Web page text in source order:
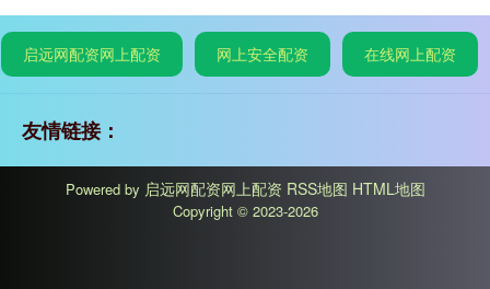
启远网配资网上配资 网上安全配资 在线网上配资
友情链接：
Powered by 启远网配资网上配资 RSS地图 HTML地图
Copyright © 2023-2026